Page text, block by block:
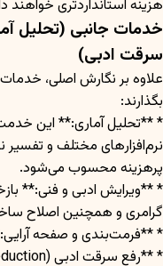
هزینه استانداردتری
خدمات جانبی (تحلیل
سرقت ادبی)
علاوه بر نگارش اصلی، خدمات
بگذارند:
* **تحلیل آماری:** این
نرم‌افزارهای مختلف و
پرهزینه محسوب می‌شود.
* **ویرایش ادبی و فنی:**
گرامری و همچنین اصلاح
* **فرمت‌بندی و صفحه